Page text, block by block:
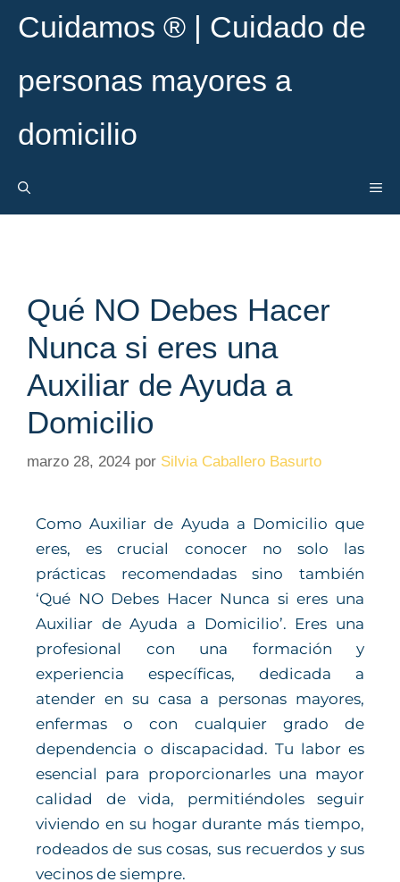
Cuidamos ® | Cuidado de
personas mayores a
domicilio
Qué NO Debes Hacer
Nunca si eres una
Auxiliar de Ayuda a
Domicilio
marzo 28, 2024 por Silvia Caballero Basurto
Como Auxiliar de Ayuda a Domicilio que
eres, es crucial conocer no solo las
prácticas recomendadas sino también
‘Qué NO Debes Hacer Nunca si eres una
Auxiliar de Ayuda a Domicilio’. Eres una
profesional con una formación y
experiencia específicas, dedicada a
atender en su casa a personas mayores,
enfermas o con cualquier grado de
dependencia o discapacidad. Tu labor es
esencial para proporcionarles una mayor
calidad de vida, permitiéndoles seguir
viviendo en su hogar durante más tiempo,
rodeados de sus cosas, sus recuerdos y sus
vecinos de siempre.